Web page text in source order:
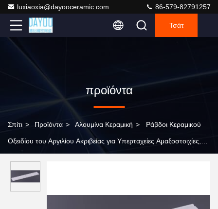
luxiaoxia@dayooceramic.com 86-579-82791257
Τσάτ
προϊόντα
Σπίτι > Προϊόντα > Αλουμίνα Κεραμική > Ράβδοι Κεραμικού
Οξειδίου του Αργιλίου Ακριβείας για Υπερταχείες Αμαξοστοιχίες,